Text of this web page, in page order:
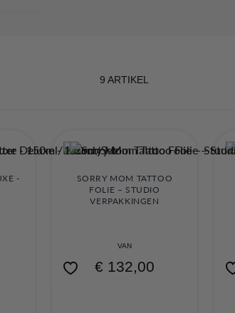
9 ARTIKEL
-
SORRY MOM TATTOO
FOLIE – STUDIO
VERPAKKINGEN
VAN
€ 132,00